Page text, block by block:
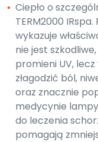
▪ Ciepło o
TERM2000
wykazuje
nie jest
promieni UV,
złagodzić ból,
oraz znacznie
medycynie
do leczenia
pomagają